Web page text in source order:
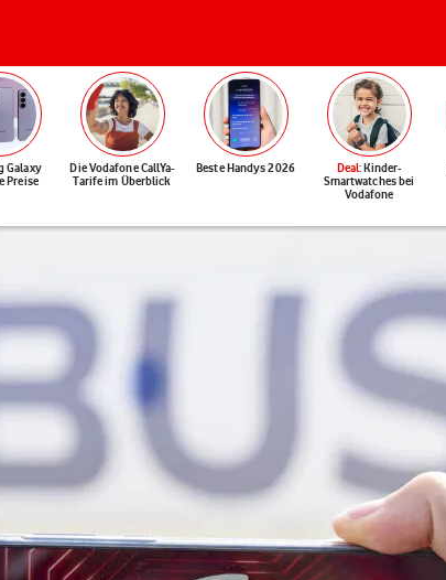
Galaxy
Preise
Die Vodafone CallYa-
Tarife im Überblick
Beste Handys 2026 Deal: Kinder-
Smartwatches bei
Vodafone